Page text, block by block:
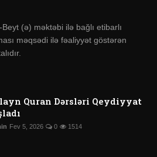
(ə) məktəbi ilə bağlı etibarlı
məqsədi ilə fəaliyyət göstərən
Quran Dərsləri Qeydiyyat
Fev 5, 2026 0 1514